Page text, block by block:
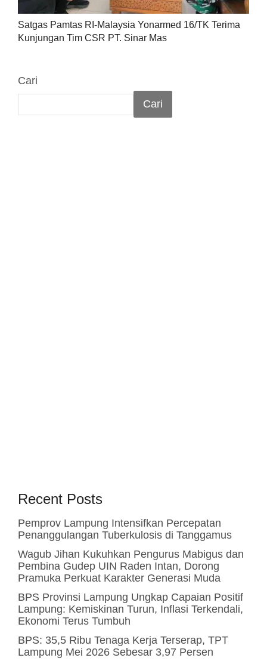
Satgas Pamtas RI-Malaysia Yonarmed 16/TK Terima
Kunjungan Tim CSR PT. Sinar Mas
Cari
Cari
Recent Posts
Pemprov Lampung Intensifkan Percepatan
Penanggulangan Tuberkulosis di Tanggamus
Wagub Jihan Kukuhkan Pengurus Mabigus dan
Pembina Gudep UIN Raden Intan, Dorong
Pramuka Perkuat Karakter Generasi Muda
BPS Provinsi Lampung Ungkap Capaian Positif
Lampung: Kemiskinan Turun, Inflasi Terkendali,
Ekonomi Terus Tumbuh
BPS: 35,5 Ribu Tenaga Kerja Terserap, TPT
Lampung Mei 2026 Sebesar 3,97 Persen